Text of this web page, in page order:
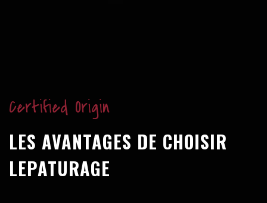
Certified Origin
LES AVANTAGES DE CHOISIR
LEPATURAGE